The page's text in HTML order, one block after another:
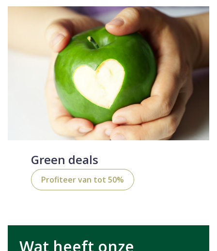
Green deals
Profiteer van tot 50%
Wat heeft onze